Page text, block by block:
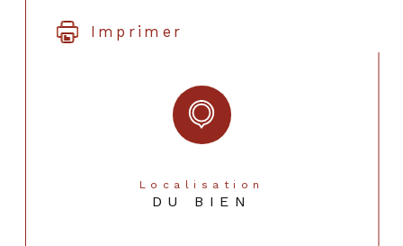
Imprimer
Localisation
DU BIEN